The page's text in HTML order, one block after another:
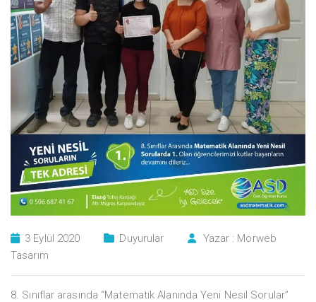
3 Eylül 2020 Duyurular Yazar : Morweb
Tasarım
8. Sınıflar arasında “Matematik Alanında Yeni Nesil Sorular”